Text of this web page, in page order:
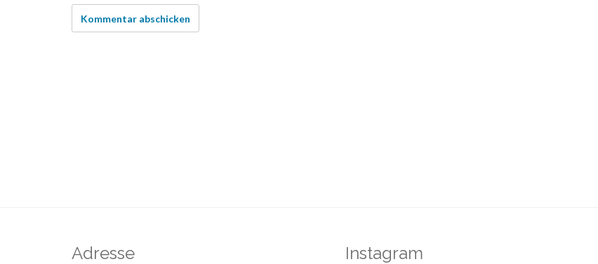
Adresse Instagram